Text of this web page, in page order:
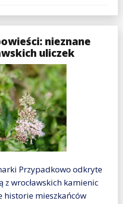
nieznane
uliczek
Przypadkowo odkryte
wrocławskich kamienic
historie mieszkańców